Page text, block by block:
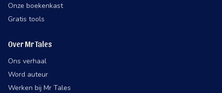
Onze boekenkast
Gratis tools
Over Mr Tales
Ons verhaal
Word auteur
Werken bij Mr Tales